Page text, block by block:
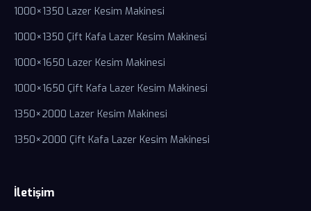
1000×1350 Lazer Kesim Makinesi
1000×1350 Çift Kafa Lazer Kesim Makinesi
1000×1650 Lazer Kesim Makinesi
1000×1650 Çift Kafa Lazer Kesim Makinesi
1350×2000 Lazer Kesim Makinesi
1350×2000 Çift Kafa Lazer Kesim Makinesi
İletişim